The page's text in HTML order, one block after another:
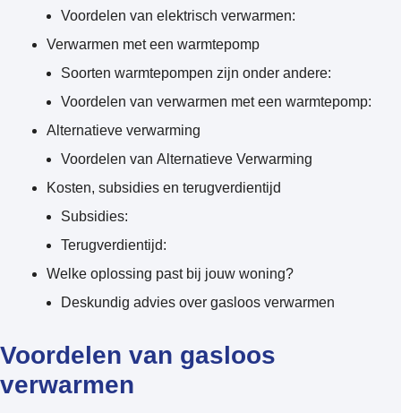
Voordelen van elektrisch verwarmen:
Verwarmen met een warmtepomp
Soorten warmtepompen zijn onder andere:
Voordelen van verwarmen met een warmtepomp:
Alternatieve verwarming
Voordelen van Alternatieve Verwarming
Kosten, subsidies en terugverdientijd
Subsidies:
Terugverdientijd:
Welke oplossing past bij jouw woning?
Deskundig advies over gasloos verwarmen
Voordelen van gasloos
verwarmen